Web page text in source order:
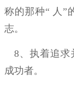
称的那种“ 人”
志。
8、执着追求
成功者。